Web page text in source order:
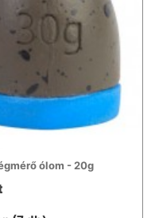
ólom - 20g